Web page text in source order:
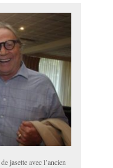
jasette avec l’ancien